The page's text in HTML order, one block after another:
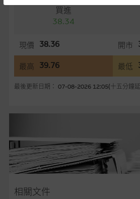
買進
38.34
現價 38.36 開市
最高 39.76 最低
最後更新日期： 07-08-2026 12:05(十五分鐘
相關文件
提供網站內容的基準 – 使用時請
網站內容來自我們在所示日期時認為可靠
言，網站內容可能未必完整或準確。麥格
務更新網站內容，或修正任何其後變為
容所載的意見、預測及其他資料可予更改
知。
數而預備的，不構成我們提出的意見。所
為準確、完整或合理。我們不作陳述，亦
表現或回報將來會實現。過去業績並不保
來自我們在所示日期時認為可靠之來源，
而，麥格理集團不作陳述，亦不保證網站
及合時性負上責任，除非這是有關適用的